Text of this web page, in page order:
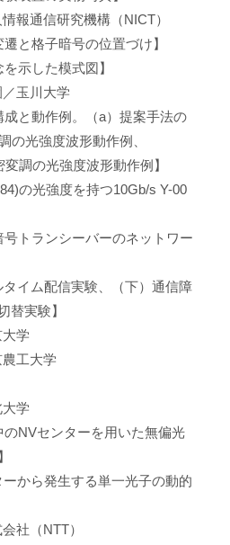
報通信研究機構（NICT）
と格子暗号の位置づけ】
示した模式図】
玉川大学
成と動作例。（a）提案手法の
の光強度波形動作例、
変調の光強度波形動作例】
の光強度を持つ10Gb/s Y-00
号トランシーバーのネットワー
タイム配信実験、（下）通信障
替実験】
学
工大学
学
のNVセンターを用いた無偏光
ーから発生する単一光子の動的
社（NTT）